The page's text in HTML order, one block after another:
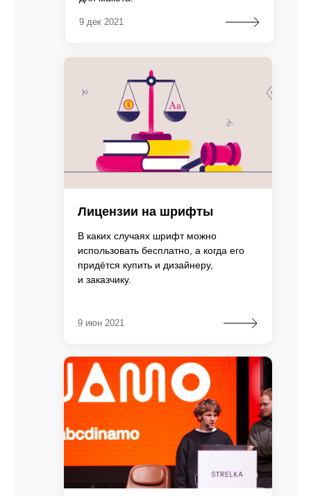
9 дек 2021
Лицензии на шрифты
В каких случаях шрифт можно
использовать бесплатно, а когда его
придётся купить и дизайнеру,
и заказчику.
9 июн 2021